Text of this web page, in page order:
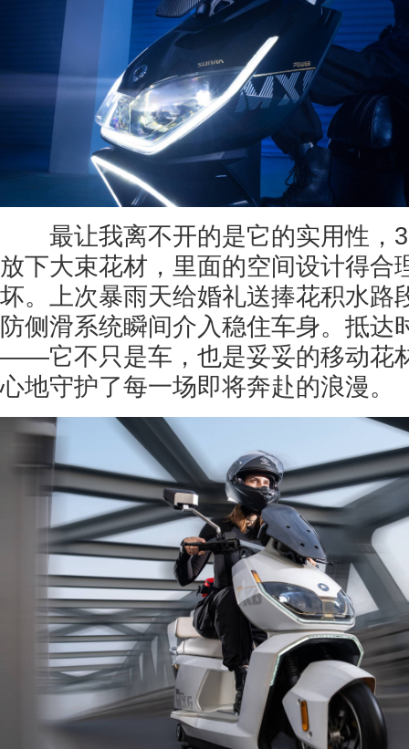
最让我离不开的是它的实用性，
放下大束花材，里面的空间设计得合
坏。上次暴雨天给婚礼送捧花积水路
防侧滑系统瞬间介入稳住车身。抵达
——它不只是车，也是妥妥的移动花
心地守护了每一场即将奔赴的浪漫。